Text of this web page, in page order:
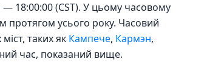
18:00:00 (CST). У цьому часовому
протягом усього року. Часовий
таких як Кампече, Кармэн,
час, показаний вище.